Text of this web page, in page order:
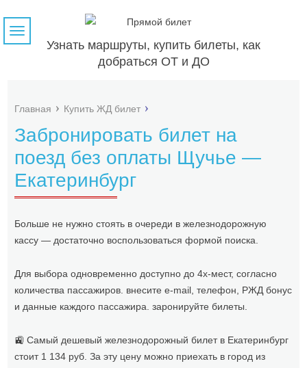
Узнать маршруты, купить билеты, как
добраться ОТ и ДО
Навигация
Главная Купить ЖД билет
Забронировать билет на
поезд без оплаты Щучье —
Екатеринбург
Больше не нужно стоять в очереди в железнодорожную
кассу — достаточно воспользоваться формой поиска.
Для выбора одновременно доступно до 4х-мест, согласно
количества пассажиров. внесите e-mail, телефон, РЖД бонус
и данные каждого пассажира. заронируйте билеты.
🚉 Самый дешевый железнодорожный билет в Екатеринбург
стоит 1 134 руб. За эту цену можно приехать в город из